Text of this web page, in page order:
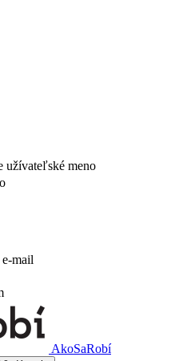
užívateľské meno
mail
AkoSaRobí